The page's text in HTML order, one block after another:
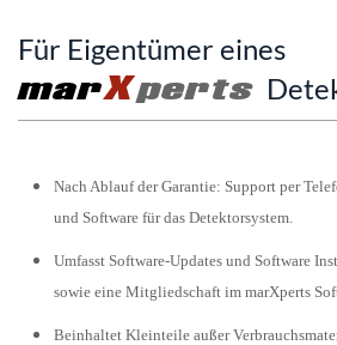
Für Eigentümer eines
marXperts
Nach Ablauf der Garantie: Support per
und Software für das Detektorsystem.
Umfasst Software-Updates und Software
sowie eine Mitgliedschaft im marXperts
Beinhaltet Kleinteile außer